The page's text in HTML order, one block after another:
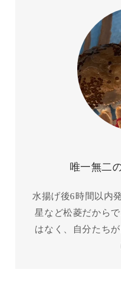
唯一無二
水揚げ後6時間以内
星など松菱だから
はなく、自分たち